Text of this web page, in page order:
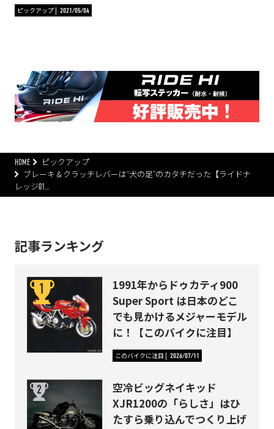
ピックアップ
2021/05/04
HOME
ピックアップ
ブレーキ＆クラッチレバーは“犬の足”のカタチだった【ライドナ
レッジ01…
記事ランキング
1991年からドゥカティ900
Super Sport は日本のどこ
でも見かけるメジャーモデル
に！【このバイクに注目】
このバイクに注目 2026/07/11
空冷ビッグネイキッド
XJR1200の「らしさ」はひ
たすら乗り込んでつくり上げ